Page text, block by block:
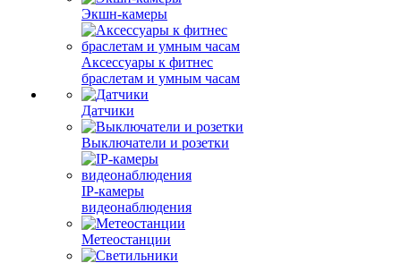
Экшн-камеры
Аксессуары к фитнес
браслетам и умным часам
Датчики
Выключатели и розетки
IP-камеры
видеонаблюдения
Метеостанции